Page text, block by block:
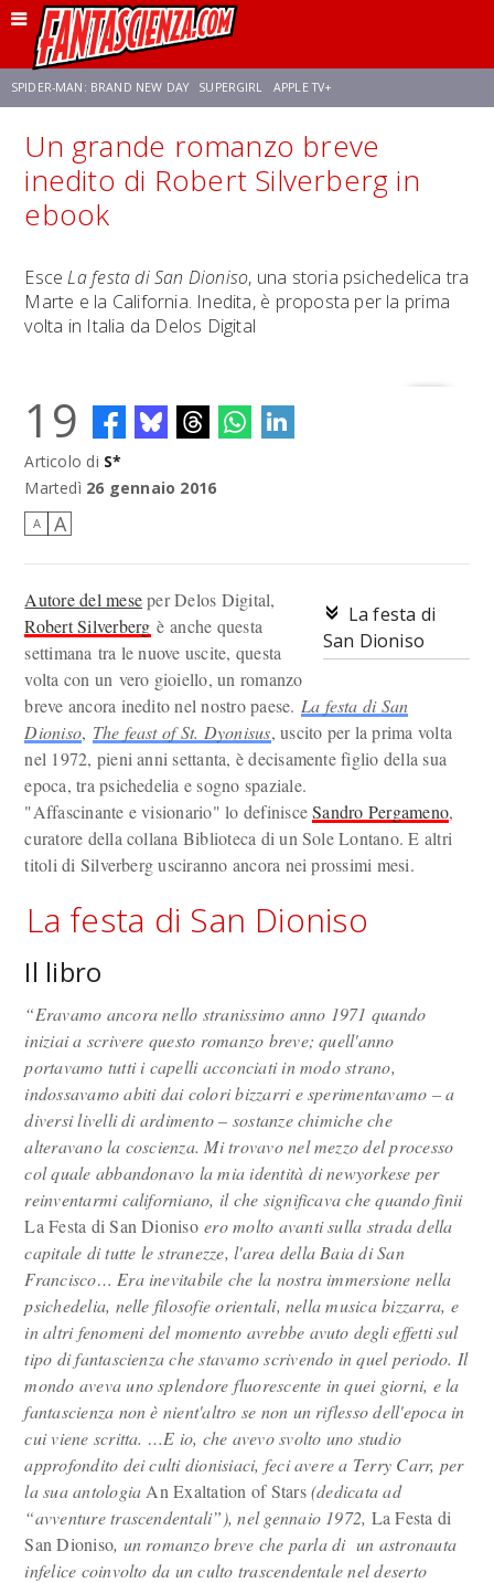
SPIDER-MAN: BRAND NEW DAY SUPERGIRL APPLE TV+
FRANCO RICCIARDIELLO ZENDAYA STAR TREK AVENGERS: DOOMSDAY
Un grande romanzo breve
inedito di Robert Silverberg in
ebook
EsceLa festa di San Dioniso, una storia psichedelica tra
Marte e la California. Inedita, è proposta per la prima
volta in Italia da Delos Digital
19
Articolo di S*
Martedì 26 gennaio 2016
A A
La festa di
San Dioniso
Autore del meseper Delos Digital,
Robert Silverberg è anche questa
settimana tra le nuove uscite, questa
volta con un vero gioiello, un romanzo
breve ancora inedito nel nostro paese. La festa di San
Dioniso, The feast of St. Dyonisus, uscito per la prima volta
nel 1972, pieni anni settanta, è decisamente figlio della sua
epoca, tra psichedelia e sogno spaziale.
"Affascinante e visionario" lo definisceSandro Pergameno,
curatore della collana Biblioteca di un Sole Lontano. E altri
titoli di Silverberg usciranno ancora nei prossimi mesi.
La festa di San Dioniso
Il libro
“Eravamo ancora nello stranissimo anno 1971 quando
iniziai a scrivere questo romanzo breve; quell'anno
portavamo tutti i capelli acconciati in modo strano,
indossavamo abiti dai colori bizzarri e sperimentavamo – a
diversi livelli di ardimento – sostanze chimiche che
alteravano la coscienza. Mi trovavo nel mezzo del processo
col quale abbandonavo la mia identità di newyorkese per
reinventarmi californiano, il che significava che quando finii
La Festa di San Dionisoero molto avanti sulla strada della
capitale di tutte lestranezze, l'area della Baia di San
Francisco… Era inevitabile che la nostra immersione nella
psichedelia, nelle filosofie orientali, nella musica bizzarra, e
in altri fenomeni del momento avrebbe avuto degli effetti sul
tipo di fantascienza che stavamo scrivendo in quel periodo. Il
mondo aveva uno splendore fluorescente in quei giorni, e la
fantascienza non è nient'altro se non un riflesso dell'epoca in
cui viene scritta. …E io, che avevo svolto uno studio
approfondito dei culti dionisiaci, feci avere a Terry Carr, per
la sua antologia An Exaltation of Stars(dedicata ad
“avventure trascendentali”), nel gennaio 1972, La Festa di
San Dioniso, un romanzo breve che parla di un astronauta
infelice coinvolto da un culto trascendentale nel deserto